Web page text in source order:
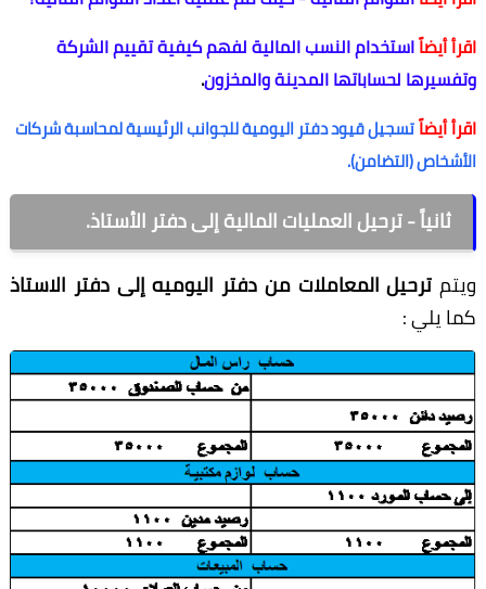
أيضاً استخدام النسب المالية لفهم كيفية تقييم الشركة
لحساباتها المدينة والمخزون.
أيضاً تسجيل قيود دفتر اليومية للجوانب الرئيسية لمحاسبة شركات
(التضامن).
ثانياً - ترحيل العمليات المالية إلى دفتر الأستاذ.
ترحيل المعاملات من دفتر اليوميه إلى دفتر الاستاذ
يلي :